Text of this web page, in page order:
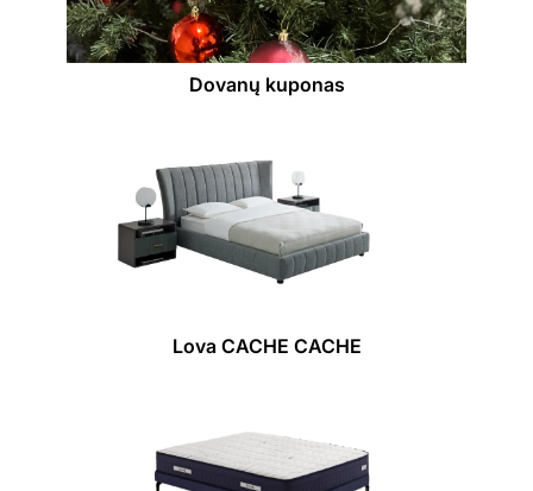
Dovanų kuponas
Lova CACHE CACHE